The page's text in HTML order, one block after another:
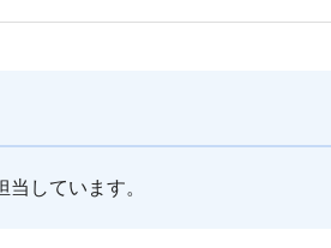
当しています。